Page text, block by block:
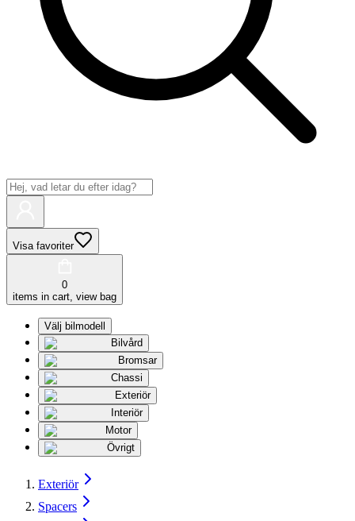
Visa favoriter
0
items in cart, view bag
Välj bilmodell
Bilvård
Bromsar
Chassi
Exteriör
Interiör
Motor
Övrigt
Exteriör
Spacers